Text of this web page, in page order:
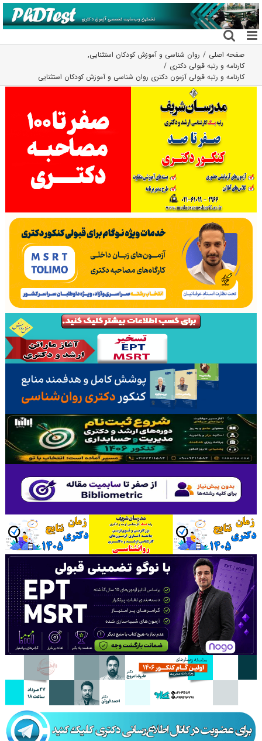
رفتن
به
محتوا
صفحه اصلی روان شناسی و آموزش کودکان استثنایی,
کارنامه و رتبه قبولی دکتری
کارنامه و رتبه قبولی آزمون دکتری روان شناسی و آموزش کودکان استثنایی